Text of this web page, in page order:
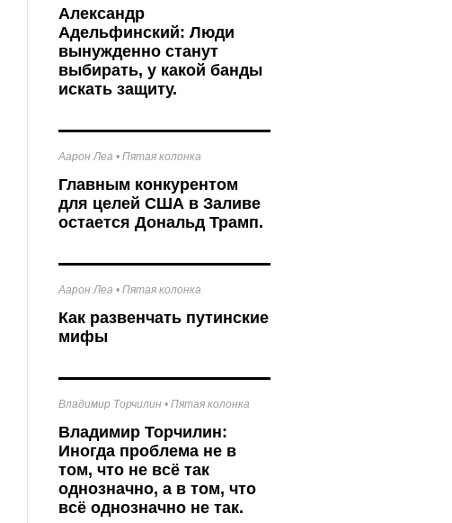
Александр
Адельфинский: Люди
вынужденно станут
выбирать, у какой банды
искать защиту.
Аарон Леа • Пятая колонка
Главным конкурентом
для целей США в Заливе
остается Дональд Трамп.
Аарон Леа • Пятая колонка
Как развенчать путинские
мифы
Владимир Торчилин • Пятая колонка
Владимир Торчилин:
Иногда проблема не в
том, что не всё так
однозначно, а в том, что
всё однозначно не так.